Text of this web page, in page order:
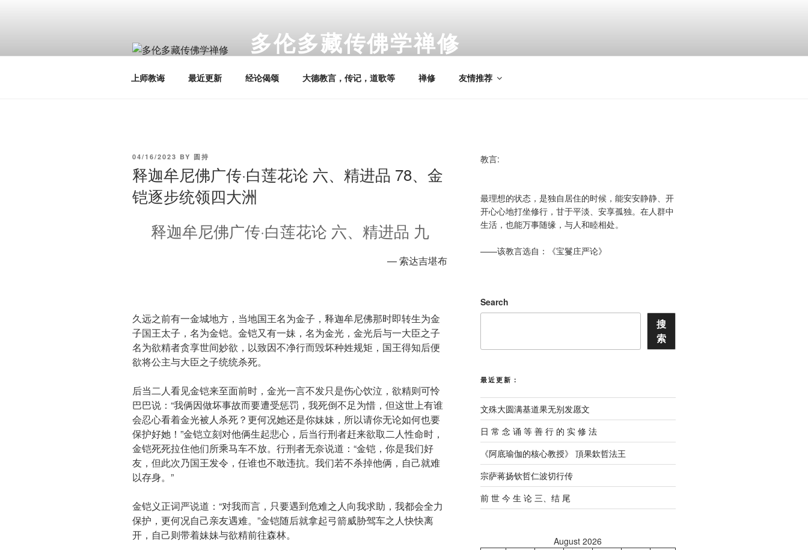
多伦多藏传佛学禅修
上师教诲 最近更新 经论偈颂 大德教言，传记，道歌等 禅修 友情推荐
POSTED
04/16/2023 BY 圆持
释迦牟尼佛广传·白莲花论 六、精进品 78、金
铠逐步统领四大洲
释迦牟尼佛广传·白莲花论 六、精进品 九
— 索达吉堪布
久远之前有一金城地方，当地国王名为金子，释迦牟尼佛那时即转生为金
子国王太子，名为金铠。金铠又有一妹，名为金光，金光后与一大臣之子
名为欲精者贪享世间妙欲，以致因不净行而毁坏种姓规矩，国王得知后便
欲将公主与大臣之子统统杀死。
后当二人看见金铠来至面前时，金光一言不发只是伤心饮泣，欲精则可怜
巴巴说：“我俩因做坏事故而要遭受惩罚，我死倒不足为惜，但这世上有谁
会忍心看着金光被人杀死？更何况她还是你妹妹，所以请你无论如何也要
保护好她！”金铠立刻对他俩生起悲心，后当行刑者赶来欲取二人性命时，
金铠死死拉住他们所乘马车不放。行刑者无奈说道：“金铠，你是我们好
友，但此次乃国王发令，任谁也不敢违抗。我们若不杀掉他俩，自己就难
以存身。”
金铠义正词严说道：“对我而言，只要遇到危难之人向我求助，我都会全力
保护，更何况自己亲友遇难。”金铠随后就拿起弓箭威胁驾车之人快快离
开，自己则带着妹妹与欲精前往森林。
教言:
最理想的状态，是独自居住的时候，能安安静静、开
开心心地打坐修行，甘于平淡、安享孤独。在人群中
生活，也能万事随缘，与人和睦相处。
——该教言选自：《宝鬘庄严论》
Search
搜
索
最近更新：
文殊大圆满基道果无别发愿文
⽇ 常 念 诵 等 善 ⾏ 的 实 修 法
《阿底瑜伽的核心教授》 頂果欽哲法王
宗萨蒋扬钦哲仁波切行传
前 世 今 生 论 三、结 尾
August 2026